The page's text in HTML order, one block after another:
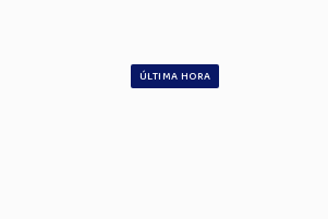
ÚLTIMA HORA